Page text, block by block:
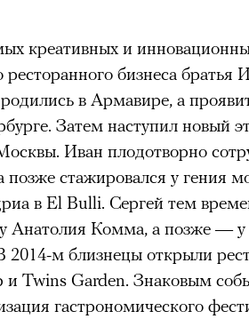
креативных и
ресторанного бизнеса братья
в Армавире, а
Затем наступил новый
Иван плодотворно
позже стажировался у гения
в El Bulli. Сергей тем
Анатолия Комма, а позже — у
2014-м близнецы открыли
и Twins Garden. Знаковым
гастрономического